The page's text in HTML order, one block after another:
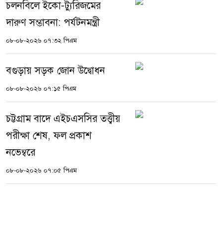
চলনবিলে ইকো-ট্যুরিজমের
দারুণ সম্ভাবনা: পর্যটনমন্ত্রী
০৮-০৮-২০২৬ ০৭:৩২ পিএম
বগুড়ায় সড়ক জোন উদ্বোধন
০৮-০৮-২০২৬ ০৭:১৫ পিএম
চট্টগ্রাম বাদে এইচএসসির তত্ত্বীয়
পরীক্ষা শেষ, ফল প্রকাশ
নভেম্বরে
০৮-০৮-২০২৬ ০৭:০৫ পিএম